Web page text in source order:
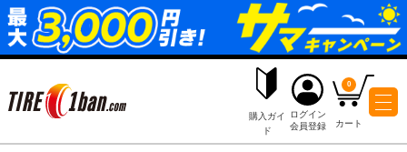
購入ガイ ログイン